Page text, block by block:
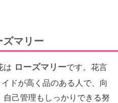
マリー
は ローズマリーです。花言
イドが高く品のある人で、向
自己管理もしっかりできる努